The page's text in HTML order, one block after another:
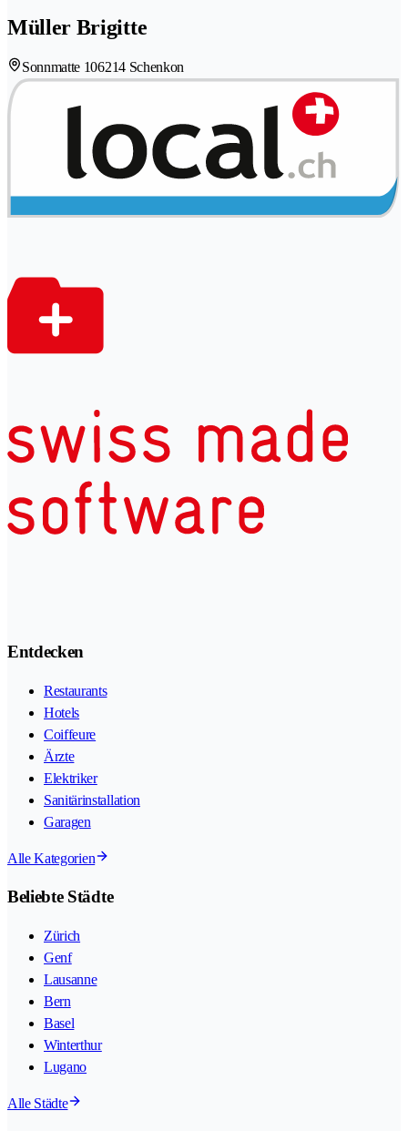
Müller Brigitte
Sonnmatte 106214 Schenkon
Entdecken
Restaurants
Hotels
Coiffeure
Ärzte
Elektriker
Sanitärinstallation
Garagen
Alle Kategorien
Beliebte Städte
Zürich
Genf
Lausanne
Bern
Basel
Winterthur
Lugano
Alle Städte